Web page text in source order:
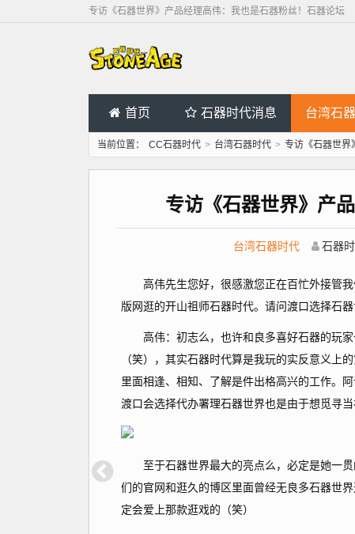
专访《石器世界》产品经理高伟：我也是石器粉丝！石器论坛
首页 石器时代消息 台湾石
当前位置： CC石器时代 > 台湾石器时代 > 专访《石器世界
专访《石器世界》产
台湾石器时代 石器
高伟先生您好，很感激您正在百忙外接管我
版网逛的开山祖师石器时代。请问渡口选择石
高伟：初志么，也许和良多喜好石器的玩家
（笑），其实石器时代算是我玩的实反意义上
里面相逢、相知、了解是件出格高兴的工作。
渡口会选择代办署理石器世界也是由于想觅寻
至于石器世界最大的亮点么，必定是她一贯
们的官网和逛久的博区里面曾经无良多石器世
定会爱上那款逛戏的（笑）